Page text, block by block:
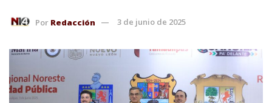
Por Redacción 3 de junio de 2025